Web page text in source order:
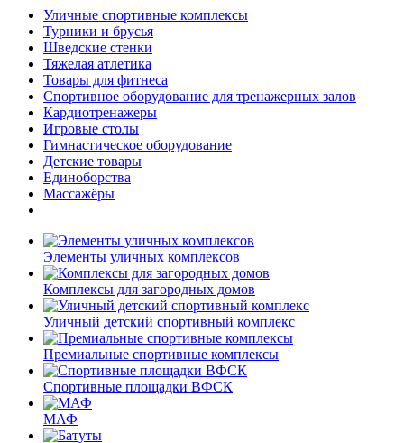
Уличные спортивные комплексы
Турники и брусья
Шведские стенки
Тяжелая атлетика
Товары для фитнеса
Спортивное оборудование для тренажерных залов
Кардиотренажеры
Игровые столы
Гимнастическое оборудование
Детские товары
Единоборства
Массажёры
Элементы уличных комплексов
Комплексы для загородных домов
Уличный детский спортивный комплекс
Премиальные спортивные комплексы
Спортивные площадки ВФСК
МАФ